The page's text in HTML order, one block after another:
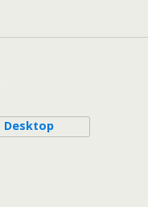
Desktop